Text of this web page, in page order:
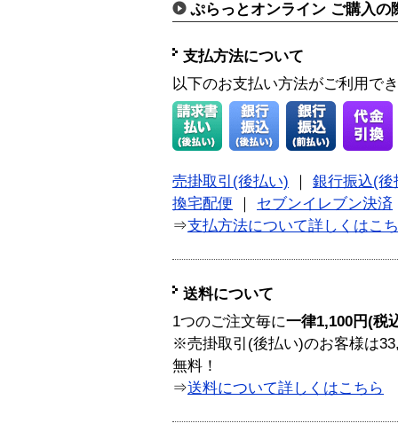
ぷらっとオンライン ご購入の
支払方法について
以下のお支払い方法がご利用で
売掛取引(後払い)
銀行振込(後
換宅配便
セブンイレブン決済
⇒支払方法について詳しくはこ
送料について
1つのご注文毎に一律1,100円(税
※売掛取引(後払い)のお客様は
無料！
⇒送料について詳しくはこちら